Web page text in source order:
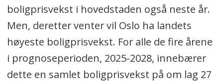
boligprisvekst i hovedstaden også neste år.
Men, deretter venter vil Oslo ha landets
høyeste boligprisvekst. For alle de fire årene
i prognoseperioden, 2025-2028, innebærer
dette en samlet boligprisvekst på om lag 27